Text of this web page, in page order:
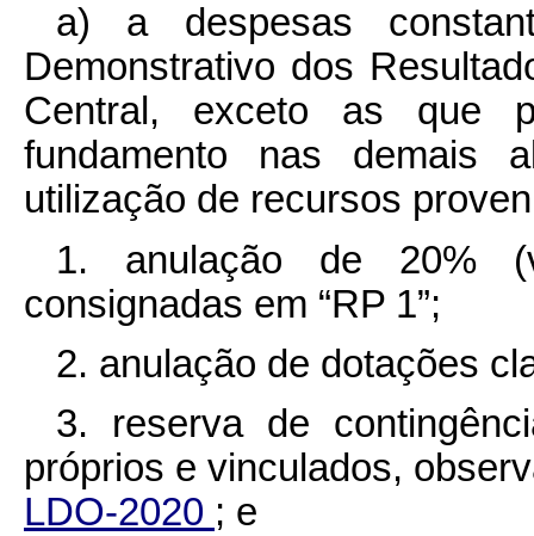
a) a despesas
Demonstrativo dos
Central, exceto as que
fundamento nas demais
utilização de recursos
1. anulação de 20%
consignadas em “RP 1”;
2. anulação de dotações
3. reserva de
próprios e vinculados,
LDO-2020 ; e